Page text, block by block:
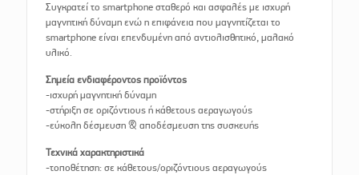
Συγκρατεί το smartphone σταθερό και ασφαλές με ισχυρή
μαγνητική δύναμη ενώ η επιφάνεια που μαγνητίζεται το
smartphone είναι επενδυμένη από αντιολισθητικό, μαλακό
υλικό.
Σημεία ενδιαφέροντος προϊόντος
-ισχυρή μαγνητική δύναμη
-στήριξη σε οριζόντιους ή κάθετους αεραγωγούς
-εύκολη δέσμευση & αποδέσμευση της συσκευής
Τεχνικά χαρακτηριστικά
-τοποθέτηση: σε κάθετους/οριζόντιους αεραγωγούς